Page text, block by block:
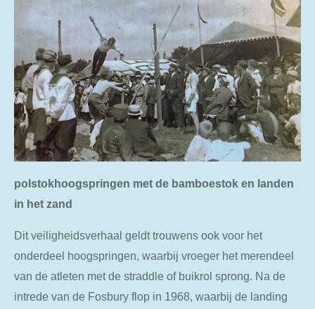
polstokhoogspringen met de bamboestok en landen
in het zand
Dit veiligheidsverhaal geldt trouwens ook voor het
onderdeel hoogspringen, waarbij vroeger het merendeel
van de atleten met de straddle of buikrol sprong. Na de
intrede van de Fosbury flop in 1968, waarbij de landing